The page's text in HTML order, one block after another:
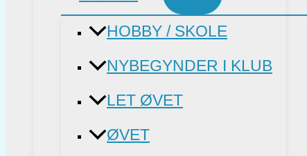
HOBBY / SKOLE
NYBEGYNDER I KLUB
LET ØVET
ØVET